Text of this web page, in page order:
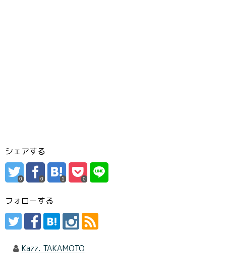
シェアする
0 0 1 0
フォローする
Kazz. TAKAMOTO